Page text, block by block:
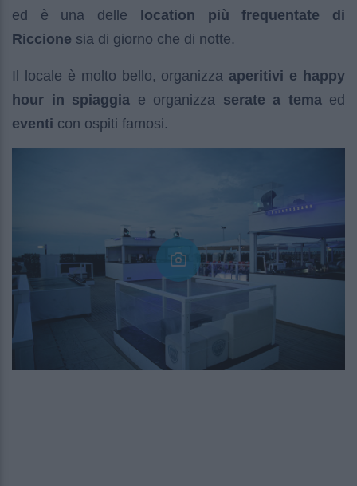
ed è una delle location più frequentate di
Riccione sia di giorno che di notte.
Il locale è molto bello, organizza aperitivi e happy
hour in spiaggia e organizza serate a temaed
eventi con ospiti famosi.